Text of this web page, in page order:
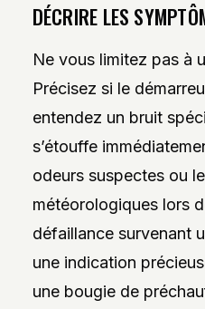
DÉCRIRE LES
Ne vous limitez pas à
Précisez si le
entendez un bruit
s’étouffe
odeurs suspectes ou
météorologiques lors
défaillance survenant
une indication
une bougie de